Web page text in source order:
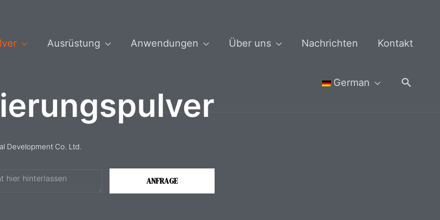
Ausrüstung Anwendungen Über uns Nachrichten Kontakt
German Suche
Development Co. Ltd.
ANFRAGE